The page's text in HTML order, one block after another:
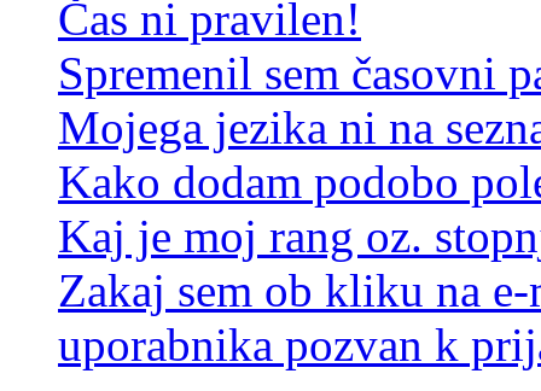
Čas ni pravilen!
Spremenil sem časovni
Mojega jezika ni na
Kako dodam podobo
Kaj je moj rang oz.
Zakaj sem ob kliku na
uporabnika pozvan k